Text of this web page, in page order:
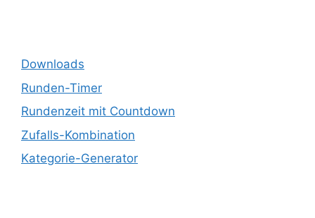
Downloads
Runden-Timer
Rundenzeit mit Countdown
Zufalls-Kombination
Kategorie-Generator